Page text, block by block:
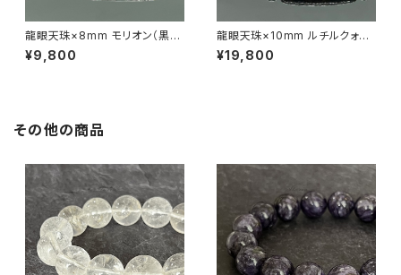
龍眼天珠×8mm モリオン（黒水
晶）×ヒマラヤ水晶 ブレスレット
¥9,800
龍眼天珠×10mm ルチルクォー
ツ（金針水晶）×ヒマラヤ水晶 ブ
レスレット
¥19,800
その他の商品